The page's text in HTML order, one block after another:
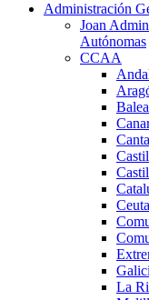
Administración
Joan
Autónomas
CCAA
Ceuta
La